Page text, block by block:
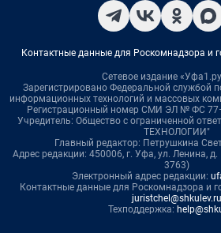
Контактные данные для Роскомнадзора и
Сетевое издание
Зарегистрировано Федеральной службой
информационных технологий и массовых
Регистрационный номер СМИ ЭЛ № ФС
Учредитель: Общество с ограниченной
ТЕХНОЛОГИИ"
Главный редактор: Петрушкина
Адрес редакции: 450006, г. Уфа, ул. Ленина,
3763)
Электронный адрес редакции:
Контактные данные для Роскомнадзора и
juristchel@shkulev.ru
Техподдержка: